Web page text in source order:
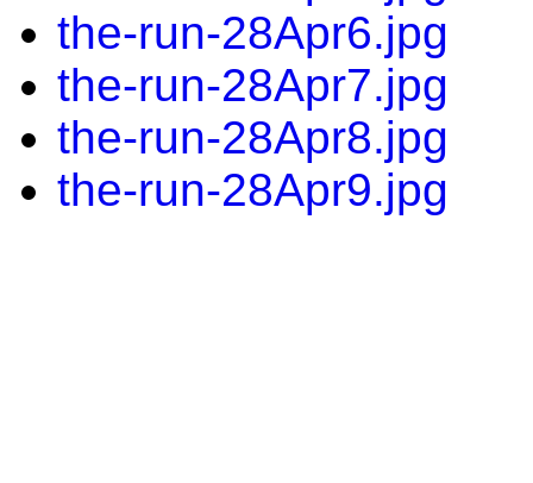
the-run-28Apr6.jpg
the-run-28Apr7.jpg
the-run-28Apr8.jpg
the-run-28Apr9.jpg